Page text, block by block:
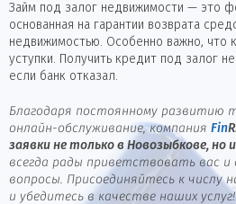
Займ под залог недвижимости — это
основанная на гарантии возврата
недвижимостью. Особенно важно, что
уступки. Получить кредит под залог
если банк отказал.
Благодаря постоянному развитию
онлайн-обслуживание, компания Fin
заявки не только в Новозыбкове, но
всегда рады приветствовать вас
вопросы. Присоединяйтесь к числу
и убедитесь в качестве наших услуг!